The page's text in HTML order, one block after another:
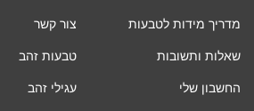
מדריך מידות לטבעות
שאלות ותשובות
החשבון שלי
צור קשר
טבעות זהב
עגילי זהב